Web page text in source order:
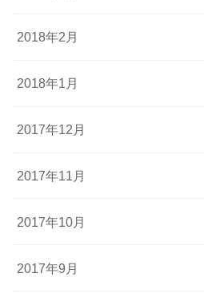
2018年2月
2018年1月
2017年12月
2017年11月
2017年10月
2017年9月